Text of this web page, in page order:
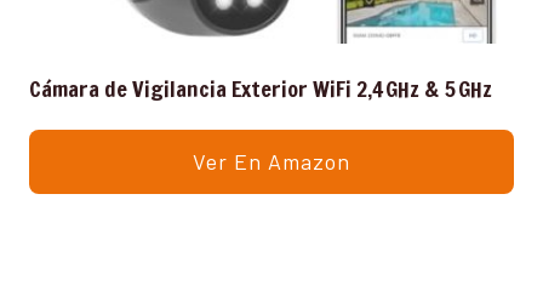
Cámara de Vigilancia Exterior WiFi 2,4 GHz & 5 GHz
Ver En Amazon